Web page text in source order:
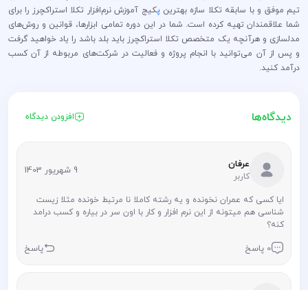
تیم موفق و با سابقه تکلا سازه بهترین پکیج آموزش نرم‌افزار تکلا استراکچرز را برای
شما علاقمندان تهیه کرده است. شما در این دوره تمامی ابزار‌ها، قوانین و روش‌های
مدلسازی و هرآنچه یک متخصص تکلا استراکچرز باید بلد باشد را یاد خواهید گرفت
و پس از آن می‌توانید با انجام پروژه و فعالیت در شرکت‌های مربوطه از آن کسب
درآمد کنید.
دیدگاه‌ها افزودن دیدگاه
عرفان
کاربر 9 شهریور 1403
ایا کسی که عمران نخونده و یه رشته کاملا نا مرتبط خونده مثلا زیست
شناسی هم میتونه از این نرم افزار و کار با اون سر در بیاره و کسب درامد
کنه؟
0 پاسخ پاسخ